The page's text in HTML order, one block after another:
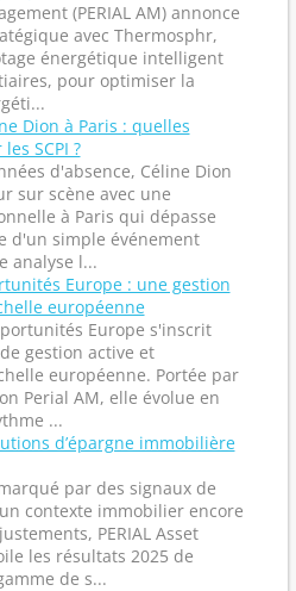
(PERIAL AM) annonce
avec Thermosphr,
énergétique intelligent
pour optimiser la
Dion à Paris : quelles
SCPI ?
d'absence, Céline Dion
sur scène avec une
à Paris qui dépasse
d'un simple événement
analyse l...
Europe : une gestion
européenne
Europe s'inscrit
gestion active et
européenne. Portée par
Perial AM, elle évolue en
...
d’épargne immobilière
par des signaux de
contexte immobilier encore
PERIAL Asset
les résultats 2025 de
de s...